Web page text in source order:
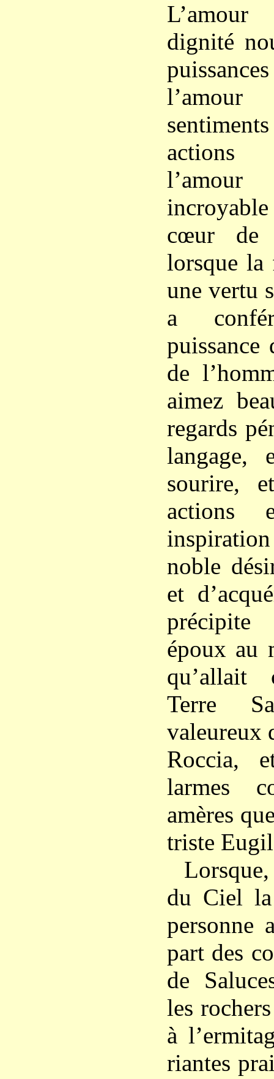
dignité
actions
incroyable
cœur de
lorsque la
une vertu
a
puissance
de
aimez
regards
langage,
sourire,
actions
noble
et
époux au
qu’allait
Terre
valeureux
Roccia,
larmes
amères
triste
du Ciel la
personne
part des
de
les
à
riantes